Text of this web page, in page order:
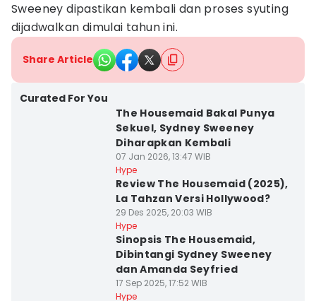
Sweeney dipastikan kembali dan proses syuting
dijadwalkan dimulai tahun ini.
Share Article
Curated For You
The Housemaid Bakal Punya
Sekuel, Sydney Sweeney
Diharapkan Kembali
07 Jan 2026, 13:47 WIB
Hype
Review The Housemaid (2025),
La Tahzan Versi Hollywood?
29 Des 2025, 20:03 WIB
Hype
Sinopsis The Housemaid,
Dibintangi Sydney Sweeney
dan Amanda Seyfried
17 Sep 2025, 17:52 WIB
Hype